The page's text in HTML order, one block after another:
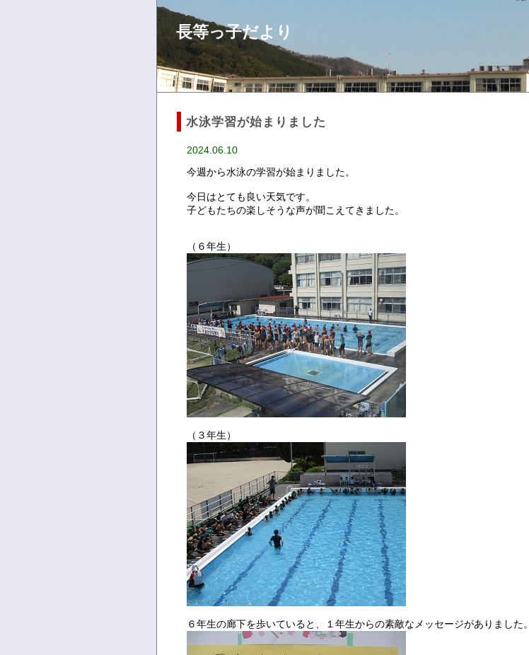
長等っ子だより
水泳学習が始まりました
2024.06.10
今週から水泳の学習が始まりました。
今日はとても良い天気です。
子どもたちの楽しそうな声が聞こえてきました。
（６年生）
（３年生）
６年生の廊下を歩いていると、１年生からの素敵なメッセージがありました。